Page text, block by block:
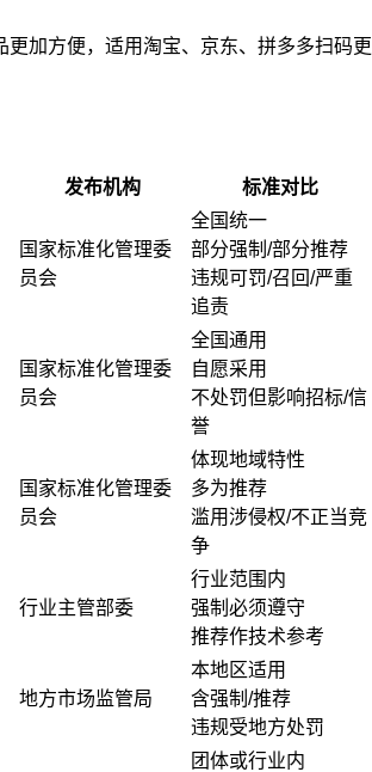
更加方便，适用淘宝、京东、拼多多扫码更
发布机构 标准对比
国家标准化管理委
员会
全国统一
部分强制/部分推荐
违规可罚/召回/严重
追责
国家标准化管理委
员会
全国通用
自愿采用
不处罚但影响招标/信
誉
国家标准化管理委
员会
体现地域特性
多为推荐
滥用涉侵权/不正当竞
争
行业主管部委
行业范围内
强制必须遵守
推荐作技术参考
地方市场监管局
本地区适用
含强制/推荐
违规受地方处罚
团体或行业内